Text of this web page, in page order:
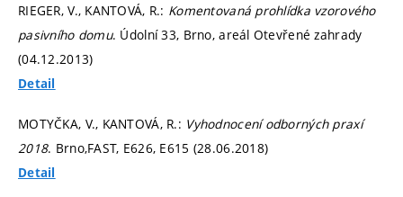
RIEGER, V., KANTOVÁ, R.: Komentovaná prohlídka vzorového
pasivního domu. Údolní 33, Brno, areál Otevřené zahrady
(04.12.2013)
Detail
MOTYČKA, V., KANTOVÁ, R.: Vyhodnocení odborných praxí
2018. Brno,FAST, E626, E615 (28.06.2018)
Detail